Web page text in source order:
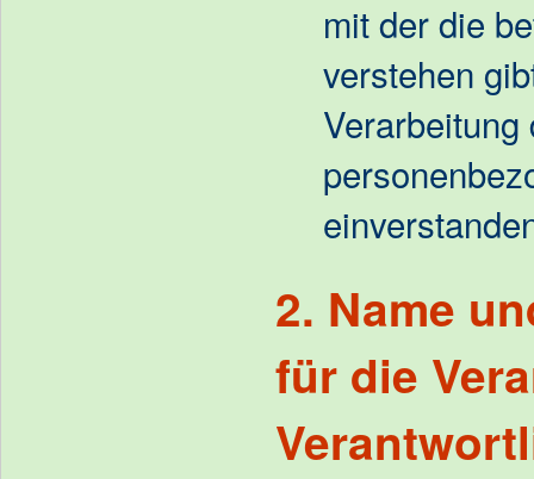
mit der die
verstehen
2. Name
für die